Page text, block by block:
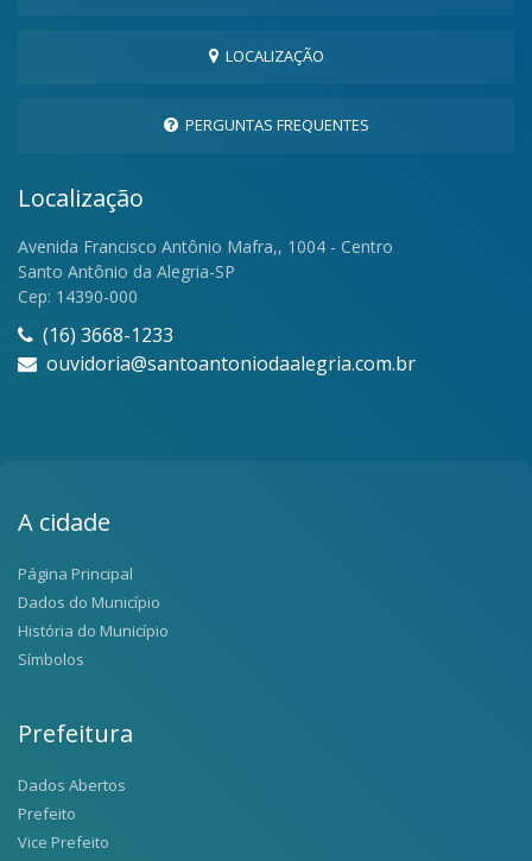
LOCALIZAÇÃO
PERGUNTAS FREQUENTES
Localização
Avenida Francisco Antônio Mafra,, 1004 - Centro
Santo Antônio da Alegria-SP
Cep: 14390-000
(16) 3668-1233
ouvidoria@santoantoniodaalegria.com.br
A cidade
Página Principal
Dados do Município
História do Município
Símbolos
Prefeitura
Dados Abertos
Prefeito
Vice Prefeito